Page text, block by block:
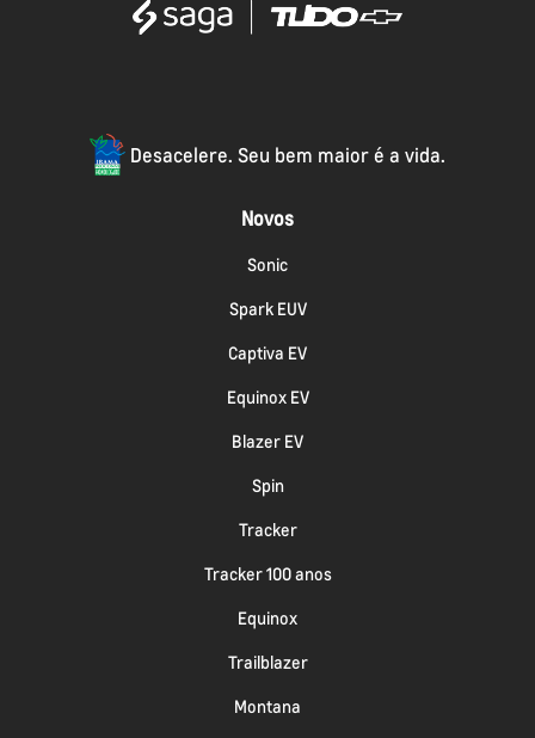
Desacelere. Seu bem maior é a vida.
Novos
Sonic
Spark EUV
Captiva EV
Equinox EV
Blazer EV
Spin
Tracker
Tracker 100 anos
Equinox
Trailblazer
Montana